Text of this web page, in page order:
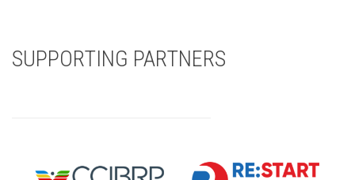
SUPPORTING PARTNERS